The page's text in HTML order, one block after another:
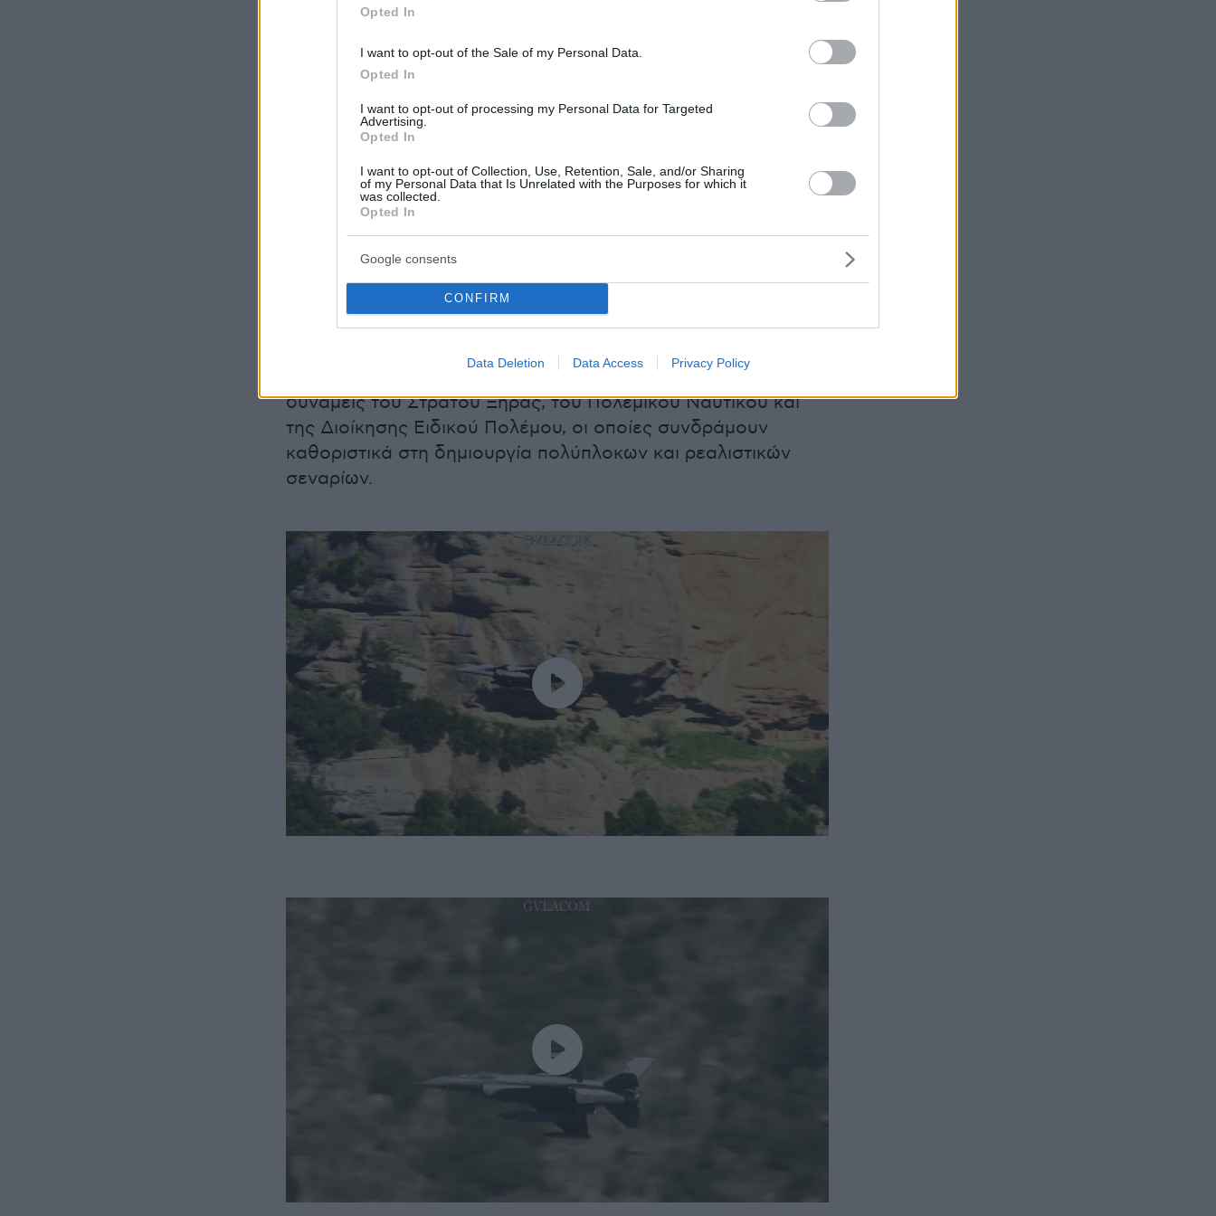
Opted In
I want to opt-out of the Sale of my Personal Data.
Opted In
I want to opt-out of processing my Personal Data for Targeted
Advertising.
Opted In
I want to opt-out of Collection, Use, Retention, Sale, and/or Sharing
of my Personal Data that Is Unrelated with the Purposes for which it
was collected.
Opted In
Google consents
CONFIRM
Data Deletion Data Access Privacy Policy
«Ηνίοχος 2024»
συμμετέχει με όλους τους τύπους μαχητικών αεροσκαφών
της, καθώς και με ελικόπτερα, μεταγωγικά και εκπαιδευτικά
αεροσκάφη (συνολικά, πάνω από
). Επίσης, συμμετέχουν
δυνάμεις του Στρατού Ξηράς, του Πολεμικού Ναυτικού και
της Διοίκησης Ειδικού Πολέμου, οι οποίες συνδράμουν
καθοριστικά στη δημιουργία πολύπλοκων και ρεαλιστικών
σεναρίων.